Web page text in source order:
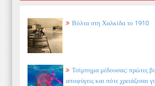
Βόλτα στη Χαλκίδα το 1910
Τσίμπημα μέδουσας: πρώτες
αποφύγεις και πότε χρειάζεσαι